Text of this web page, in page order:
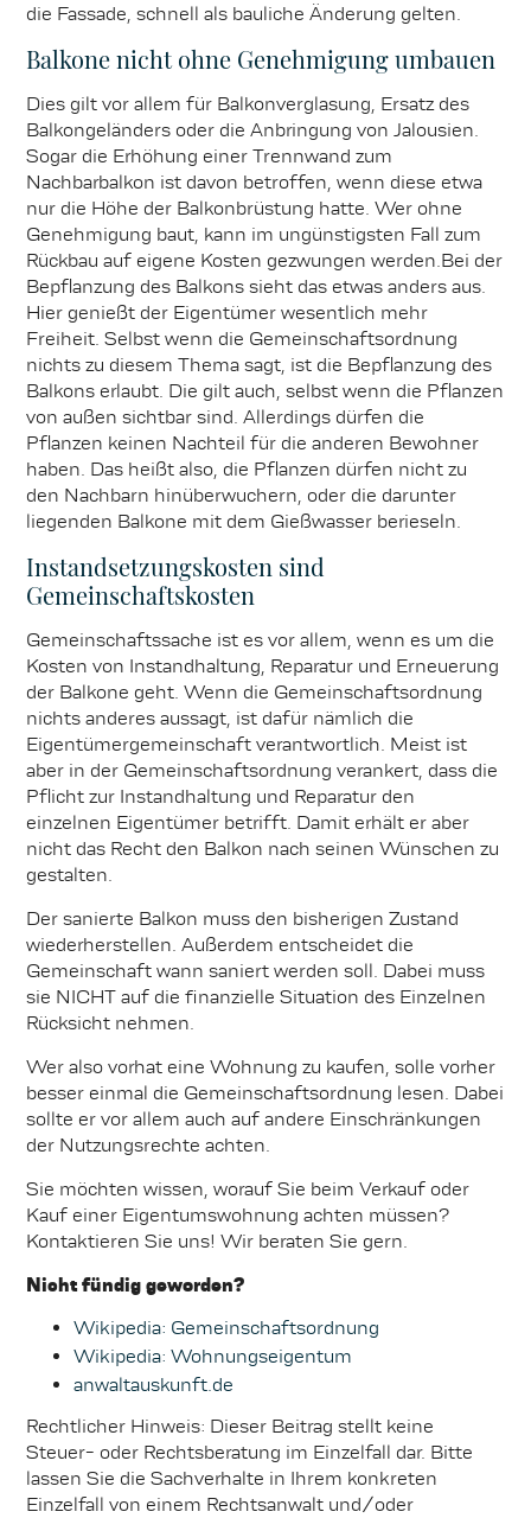
die Fassade, schnell als bauliche Änderung gelten.
Balkone nicht ohne Genehmigung umbauen
Dies gilt vor allem für Balkonverglasung, Ersatz des
Balkongeländers oder die Anbringung von Jalousien.
Sogar die Erhöhung einer Trennwand zum
Nachbarbalkon ist davon betroffen, wenn diese etwa
nur die Höhe der Balkonbrüstung hatte. Wer ohne
Genehmigung baut, kann im ungünstigsten Fall zum
Rückbau auf eigene Kosten gezwungen werden.Bei der
Bepflanzung des Balkons sieht das etwas anders aus.
Hier genießt der Eigentümer wesentlich mehr
Freiheit. Selbst wenn die Gemeinschaftsordnung
nichts zu diesem Thema sagt, ist die Bepflanzung des
Balkons erlaubt. Die gilt auch, selbst wenn die Pflanzen
von außen sichtbar sind. Allerdings dürfen die
Pflanzen keinen Nachteil für die anderen Bewohner
haben. Das heißt also, die Pflanzen dürfen nicht zu
den Nachbarn hinüberwuchern, oder die darunter
liegenden Balkone mit dem Gießwasser berieseln.
Instandsetzungskosten sind
Gemeinschaftskosten
Gemeinschaftssache ist es vor allem, wenn es um die
Kosten von Instandhaltung, Reparatur und Erneuerung
der Balkone geht. Wenn die Gemeinschaftsordnung
nichts anderes aussagt, ist dafür nämlich die
Eigentümergemeinschaft verantwortlich. Meist ist
aber in der Gemeinschaftsordnung verankert, dass die
Pflicht zur Instandhaltung und Reparatur den
einzelnen Eigentümer betrifft. Damit erhält er aber
nicht das Recht den Balkon nach seinen Wünschen zu
gestalten.
Der sanierte Balkon muss den bisherigen Zustand
wiederherstellen. Außerdem entscheidet die
Gemeinschaft wann saniert werden soll. Dabei muss
sie NICHT auf die finanzielle Situation des Einzelnen
Rücksicht nehmen.
Wer also vorhat eine Wohnung zu kaufen, solle vorher
besser einmal die Gemeinschaftsordnung lesen. Dabei
sollte er vor allem auch auf andere Einschränkungen
der Nutzungsrechte achten.
Sie möchten wissen, worauf Sie beim Verkauf oder
Kauf einer Eigentumswohnung achten müssen?
Kontaktieren Sie uns! Wir beraten Sie gern.
Nicht fündig geworden?
Wikipedia: Gemeinschaftsordnung
Wikipedia: Wohnungseigentum
anwaltauskunft.de
Rechtlicher Hinweis: Dieser Beitrag stellt keine
Steuer- oder Rechtsberatung im Einzelfall dar. Bitte
lassen Sie die Sachverhalte in Ihrem konkreten
Einzelfall von einem Rechtsanwalt und/oder